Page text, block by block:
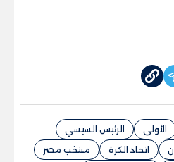
الأولى
الرئيس السيسي
اتحاد الكرة
منتخب مصر